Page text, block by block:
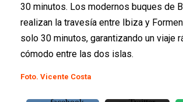
30 minutos. Los modernos buques de
realizan la travesía entre Ibiza y
solo 30 minutos, garantizando un viaje
cómodo entre las dos islas.
Foto. Vicente Costa